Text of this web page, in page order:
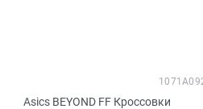
Asics BEYOND FF Кроссовки